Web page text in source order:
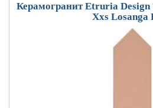
Керамогранит Etruria Design
Xxs Losanga